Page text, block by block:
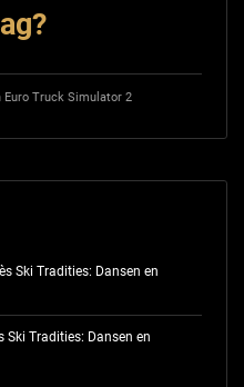
Euro Truck Simulator 2
Ski Tradities: Dansen en
Ski Tradities: Dansen en